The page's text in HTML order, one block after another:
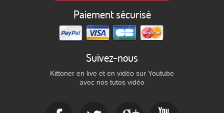
Paiement sécurisé
Suivez-nous
Kittoner en live et en vidéo sur Youtube
avec nos tutos vidéo